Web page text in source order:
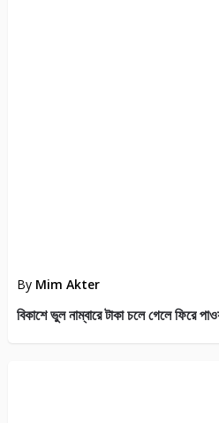
By Mim Akter
বিকাশে ভুল নাম্বারে টাকা চলে গেলে ফিরে